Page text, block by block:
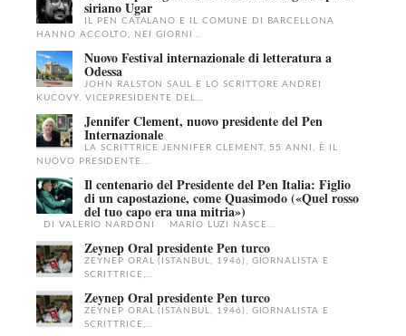
siriano Ugar
IL PEN CATALANO E IL COMUNE DI BARCELLONA
HANNO ACCOLTO, NEI GIORNI...
Nuovo Festival internazionale di letteratura a
Odessa
JOHN RALSTON SAUL E LO SCRITTORE ANDREI
KUCOVY, VICEPRESIDENTE DEL...
Jennifer Clement, nuovo presidente del Pen
Internazionale
LA SCRITTRICE JENNIFER CLEMENT, 55 ANNI, È IL
NUOVO PRESIDENTE...
Il centenario del Presidente del Pen Italia: Figlio
di un capostazione, come Quasimodo («Quel rosso
del tuo capo era una mitria»)
DI VALERIO NARDONI MARIO LUZI NASCE...
Zeynep Oral presidente Pen turco
ZEYNEP ORAL (ISTANBUL, 1946), GIORNALISTA E
SCRITTRICE,...
Zeynep Oral presidente Pen turco
ZEYNEP ORAL (ISTANBUL, 1946), GIORNALISTA E
SCRITTRICE,...